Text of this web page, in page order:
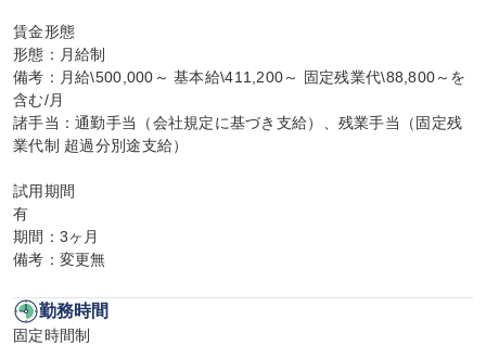
賃金形態
形態：月給制
備考：月給\500,000～ 基本給\411,200～ 固定残業代\88,800～を
含む/月
諸手当：通勤手当（会社規定に基づき支給）、残業手当（固定残
業代制 超過分別途支給）
試用期間
有
期間：3ヶ月
備考：変更無
勤務時間
固定時間制